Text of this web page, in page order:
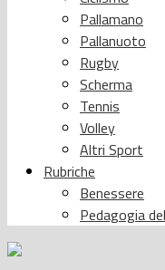
Pallamano
Pallanuoto
Rugby
Scherma
Tennis
Volley
Altri Sport
Rubriche
Benessere
Pedagogia